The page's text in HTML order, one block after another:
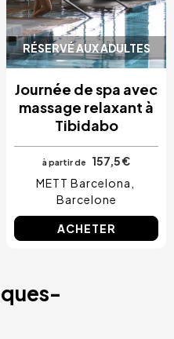
RÉSERVÉ AUX ADULTES
Journée de spa avec
massage relaxant à
Tibidabo
à partir de
157,5 €
METT Barcelona
Barcelone
ACHETER